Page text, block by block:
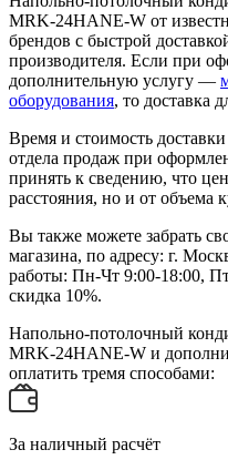
MRK-24HANE-W от
брендов с быстрой
производителя. Если при
дополнительную услугу —
оборудования, то доставка
Время и стоимость
отдела продаж при
принять к сведению, что
расстояния, но и от объема
Вы также можете забрать
магазина, по адресу: г.
работы: Пн-Чт 9:00-18:00,
скидка 10%.
Напольно-потолочный
MRK-24HANE-W и
оплатить тремя способами:
За наличный расчёт